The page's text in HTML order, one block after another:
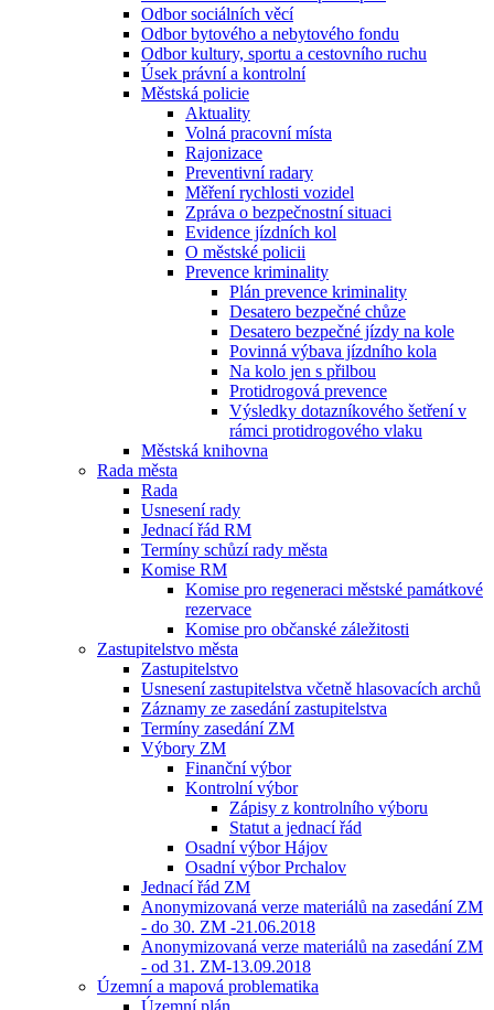
Odbor sociálních věcí
Odbor bytového a nebytového fondu
Odbor kultury, sportu a cestovního ruchu
Úsek právní a kontrolní
Městská policie
Aktuality
Volná pracovní místa
Rajonizace
Preventivní radary
Měření rychlosti vozidel
Zpráva o bezpečnostní situaci
Evidence jízdních kol
O městské policii
Prevence kriminality
Plán prevence kriminality
Desatero bezpečné chůze
Desatero bezpečné jízdy na kole
Povinná výbava jízdního kola
Na kolo jen s přilbou
Protidrogová prevence
Výsledky dotazníkového šetření v
rámci protidrogového vlaku
Městská knihovna
Rada města
Rada
Usnesení rady
Jednací řád RM
Termíny schůzí rady města
Komise RM
Komise pro regeneraci městské památkové
rezervace
Komise pro občanské záležitosti
Zastupitelstvo města
Zastupitelstvo
Usnesení zastupitelstva včetně hlasovacích archů
Záznamy ze zasedání zastupitelstva
Termíny zasedání ZM
Výbory ZM
Finanční výbor
Kontrolní výbor
Zápisy z kontrolního výboru
Statut a jednací řád
Osadní výbor Hájov
Osadní výbor Prchalov
Jednací řád ZM
Anonymizovaná verze materiálů na zasedání ZM
- do 30. ZM -21.06.2018
Anonymizovaná verze materiálů na zasedání ZM
- od 31. ZM-13.09.2018
Územní a mapová problematika
Územní plán